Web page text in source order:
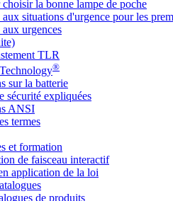
la bonne lampe de poche
situations d'urgence pour les
urgences
TLR
®
sur la batterie
sécurité expliquées
ANSI
termes
et formation
de faisceau interactif
application de la loi
de produits